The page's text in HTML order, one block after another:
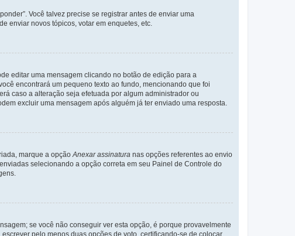
Você talvez precise se registrar antes de enviar uma
enviar novos tópicos, votar em enquetes, etc.
editar uma mensagem clicando no botão de edição para a
encontrará um pequeno texto ao fundo, mencionando que foi
caso a alteração seja efetuada por algum administrador ou
excluir uma mensagem após alguém já ter enviado uma resposta.
marque a opçãoAnexar assinatura nas opções referentes ao envio
selecionando a opção correta em seu Painel de Controle do
se você não conseguir ver esta opção, é porque provavelmente
pelo menos duas opções de voto, certificando-se de colocar